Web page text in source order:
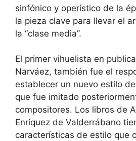
sinfónico y operístico de la
la pieza clave para llevar el
la “clase media”.
El primer vihuelista en
Narváez, también fue el
establecer un nuevo estilo
que fue imitado
compositores. Los libros de
Enríquez de Valderrábano
características de estilo que